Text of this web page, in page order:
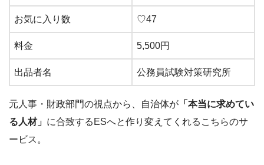
お気に入り数 ♡47
料金 5,500円
出品者名 公務員試験対策研究所
元人事・財政部門の視点から、自治体が 「本当に求めてい
る人材」 に合致するESへと作り変えてくれるこちらのサ
ービス。